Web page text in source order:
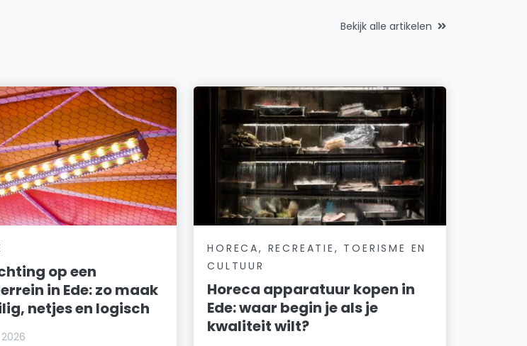
Bekijk alle artikelen
op een
in Ede: zo maak
netjes en logisch
HORECA, RECREATIE, TOERISME EN
CULTUUR
Horeca apparatuur kopen in
Ede: waar begin je als je
kwaliteit wilt?